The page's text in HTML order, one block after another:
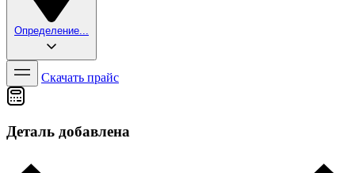
Определение...
Скачать прайс
Деталь добавлена